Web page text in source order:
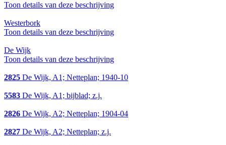
Toon details van deze beschrijving
Westerbork
Toon details van deze beschrijving
De Wijk
Toon details van deze beschrijving
2825 De Wijk, A1; Netteplan; 1940-10
5583 De Wijk, A1; bijblad; z.j.
2826 De Wijk, A2; Netteplan; 1904-04
2827 De Wijk, A2; Netteplan; z.j.